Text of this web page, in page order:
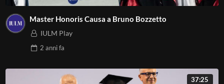
Master Honoris Causa a Bruno Bozzetto
IULM Play
2 annifa
37:25